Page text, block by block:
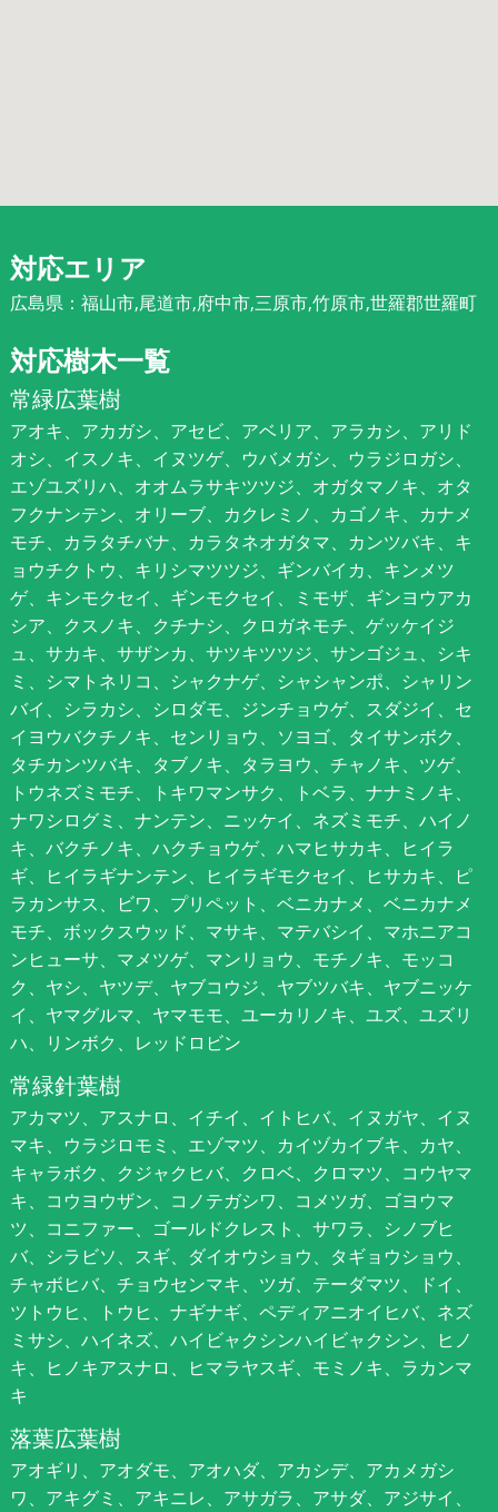
対応エリア
広島県：福山市,尾道市,府中市,三原市,竹原市,世羅郡世羅町
対応樹木一覧
常緑広葉樹
アオキ、アカガシ、アセビ、アベリア、アラカシ、アリド
オシ、イスノキ、イヌツゲ、ウバメガシ、ウラジロガシ、
エゾユズリハ、オオムラサキツツジ、オガタマノキ、オタ
フクナンテン、オリーブ、カクレミノ、カゴノキ、カナメ
モチ、カラタチバナ、カラタネオガタマ、カンツバキ、キ
ョウチクトウ、キリシマツツジ、ギンバイカ、キンメツ
ゲ、キンモクセイ、ギンモクセイ、ミモザ、ギンヨウアカ
シア、クスノキ、クチナシ、クロガネモチ、ゲッケイジ
ュ、サカキ、サザンカ、サツキツツジ、サンゴジュ、シキ
ミ、シマトネリコ、シャクナゲ、シャシャンポ、シャリン
バイ、シラカシ、シロダモ、ジンチョウゲ、スダジイ、セ
イヨウバクチノキ、センリョウ、ソヨゴ、タイサンボク、
タチカンツバキ、タブノキ、タラヨウ、チャノキ、ツゲ、
トウネズミモチ、トキワマンサク、トベラ、ナナミノキ、
ナワシログミ、ナンテン、ニッケイ、ネズミモチ、ハイノ
キ、バクチノキ、ハクチョウゲ、ハマヒサカキ、ヒイラ
ギ、ヒイラギナンテン、ヒイラギモクセイ、ヒサカキ、ピ
ラカンサス、ビワ、プリペット、ベニカナメ、ベニカナメ
モチ、ボックスウッド、マサキ、マテバシイ、マホニアコ
ンヒューサ、マメツゲ、マンリョウ、モチノキ、モッコ
ク、ヤシ、ヤツデ、ヤブコウジ、ヤブツバキ、ヤブニッケ
イ、ヤマグルマ、ヤマモモ、ユーカリノキ、ユズ、ユズリ
ハ、リンボク、レッドロビン
常緑針葉樹
アカマツ、アスナロ、イチイ、イトヒバ、イヌガヤ、イヌ
マキ、ウラジロモミ、エゾマツ、カイヅカイブキ、カヤ、
キャラボク、クジャクヒバ、クロベ、クロマツ、コウヤマ
キ、コウヨウザン、コノテガシワ、コメツガ、ゴヨウマ
ツ、コニファー、ゴールドクレスト、サワラ、シノブヒ
バ、シラビソ、スギ、ダイオウショウ、タギョウショウ、
チャボヒバ、チョウセンマキ、ツガ、テーダマツ、ドイ、
ツトウヒ、トウヒ、ナギナギ、ペディアニオイヒバ、ネズ
ミサシ、ハイネズ、ハイビャクシンハイビャクシン、ヒノ
キ、ヒノキアスナロ、ヒマラヤスギ、モミノキ、ラカンマ
キ
落葉広葉樹
アオギリ、アオダモ、アオハダ、アカシデ、アカメガシ
ワ、アキグミ、アキニレ、アサガラ、アサダ、アジサイ、